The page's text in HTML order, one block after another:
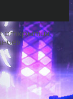
открытия.
»